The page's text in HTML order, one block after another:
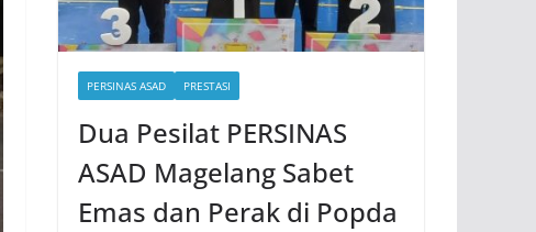
PERSINAS ASAD PRESTASI
Dua Pesilat PERSINAS
ASAD Magelang Sabet
Emas dan Perak di Popda